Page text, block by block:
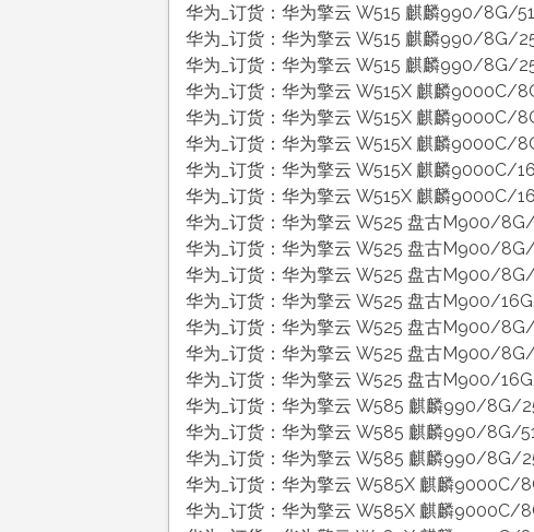
华为_订货：华为擎云 W515 麒麟990/
华为_订货：华为擎云 W515 麒麟990/
华为_订货：华为擎云 W515 麒麟990/8G/
华为_订货：华为擎云 W515X 麒麟
华为_订货：华为擎云 W515X 麒麟
华为_订货：华为擎云 W515X 麒麟
华为_订货：华为擎云 W515X 麒麟
华为_订货：华为擎云 W515X 麒麟
华为_订货：华为擎云 W525 盘古M900/
华为_订货：华为擎云 W525 盘古M900/
华为_订货：华为擎云 W525 盘古M900/
华为_订货：华为擎云 W525 盘古M900/
华为_订货：华为擎云 W525 盘古M900/
华为_订货：华为擎云 W525 盘古M900/
华为_订货：华为擎云 W525 盘古M900/
华为_订货：华为擎云 W585 麒麟990/
华为_订货：华为擎云 W585 麒麟990/
华为_订货：华为擎云 W585 麒麟990/
华为_订货：华为擎云 W585X 麒麟
华为_订货：华为擎云 W585X 麒麟